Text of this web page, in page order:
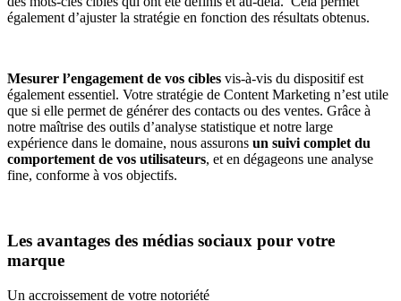
également d’ajuster la stratégie en fonction des résultats obtenus.
Mesurer l’engagement de vos cibles vis-à-vis du dispositif est
également essentiel. Votre stratégie de Content Marketing n’est utile
que si elle permet de générer des contacts ou des ventes. Grâce à
notre maîtrise des outils d’analyse statistique et notre large
expérience dans le domaine, nous assurons un suivi complet du
comportement de vos utilisateurs, et en dégageons une analyse
fine, conforme à vos objectifs.
Les avantages des médias sociaux pour votre
marque
Un accroissement de votre notoriété